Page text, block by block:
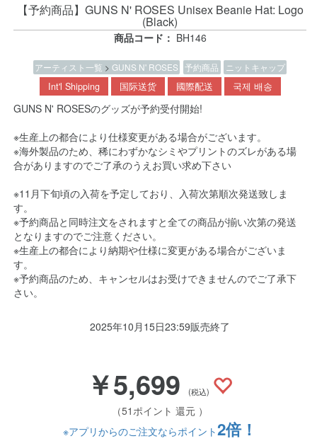
【予約商品】GUNS N' ROSES Unisex Beanie Hat: Logo
(Black)
商品コード： BH146
アーティスト一覧 >GUNS N' ROSES 予約商品 ニットキャップ
Int'l Shipping 国际送货 國際配送 국제 배송
GUNS N' ROSESのグッズが予約受付開始!
※生産上の都合により仕様変更がある場合がございます。
※海外製品のため、稀にわずかなシミやプリントのズレがある場
合がありますのでご了承のうえお買い求め下さい
※11月下旬頃の入荷を予定しており、入荷次第順次発送致しま
す。
※予約商品と同時注文をされますと全ての商品が揃い次第の発送
となりますのでご注意ください。
※生産上の都合により納期や仕様に変更がある場合がございま
す。
※予約商品のため、キャンセルはお受けできませんのでご了承下
さい。
2025年10月15日23:59販売終了
￥5,699 (税込)
（51ポイント 還元 ）
※アプリからのご注文ならポイント2倍！